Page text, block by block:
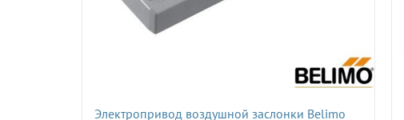
Электропривод воздушной заслонки Belimo